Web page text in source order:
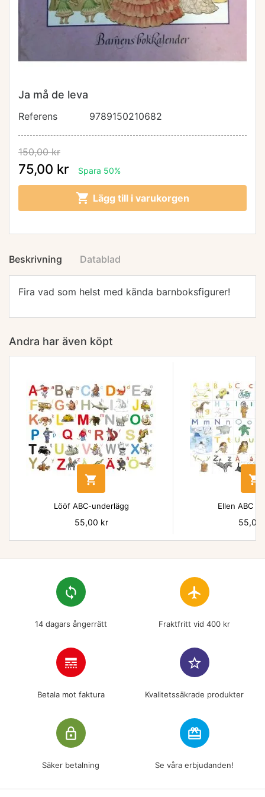
Ja må de leva
Referens 9789150210682
150,00 kr
75,00 kr Spara 50%
 Lägg till i varukorgen
Beskrivning Datablad
Fira vad som helst med kända barnboksfigurer!
Andra har även köpt

Lööf ABC-underlägg
Pris
55,00 kr

Ellen ABC
Pris
55,00
loop
14 dagars ångerrätt
flight
Fraktfritt vid 400 kr
line_style
Betala mot faktura
star_border
Kvalitetssäkrade produkter
lock_outline
Säker betalning
redeem
Se våra erbjudanden!